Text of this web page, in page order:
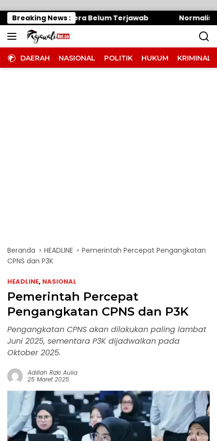
Breaking News :
Panitera Belum Terjawab Normalisasi
DAERAH NASIONAL POLITIK HUKUM KRIMINAL
Beranda HEADLINE
Pemerintah Percepat Pengangkatan
CPNS dan P3K
HEADLINE, NASIONAL
Pemerintah Percepat
Pengangkatan CPNS dan P3K
Pengangkatan CPNS akan dilakukan paling lambat
Juni 2025, sementara P3K dijadwalkan pada
Oktober 2025.
Adillah Rizki Aulia
25 Maret 2025